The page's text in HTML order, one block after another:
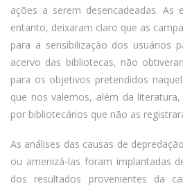
ações a serem desencadeadas. As
entanto, deixaram claro que as
para a sensibilização dos usuários
acervo das bibliotecas, não
para os objetivos pretendidos
que nos valemos, além da
por bibliotecários que não as
As análises das causas de
ou amenizá-las foram implantadas
dos resultados provenientes da